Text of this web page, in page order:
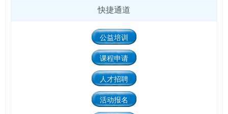
快捷通道
公益培训
课程申请
人才招聘
活动报名